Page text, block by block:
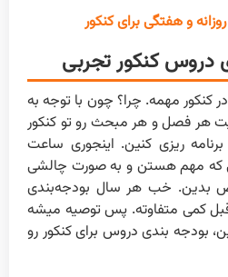
و هفتگی برای کنکور
دروس کنکور تجربی
کنکور مهمه. چرا؟ چون با توجه به
هر فصل و هر مبحث رو تو کنکور
ریزی کنین. اینجوری ساعت
که مهم هستن و به صورت چالشی
بدین. خب هر سال بودجه‌بندی
کمی متفاوته. پس توصیه میشه
بودجه بندی دروس برای کنکور رو